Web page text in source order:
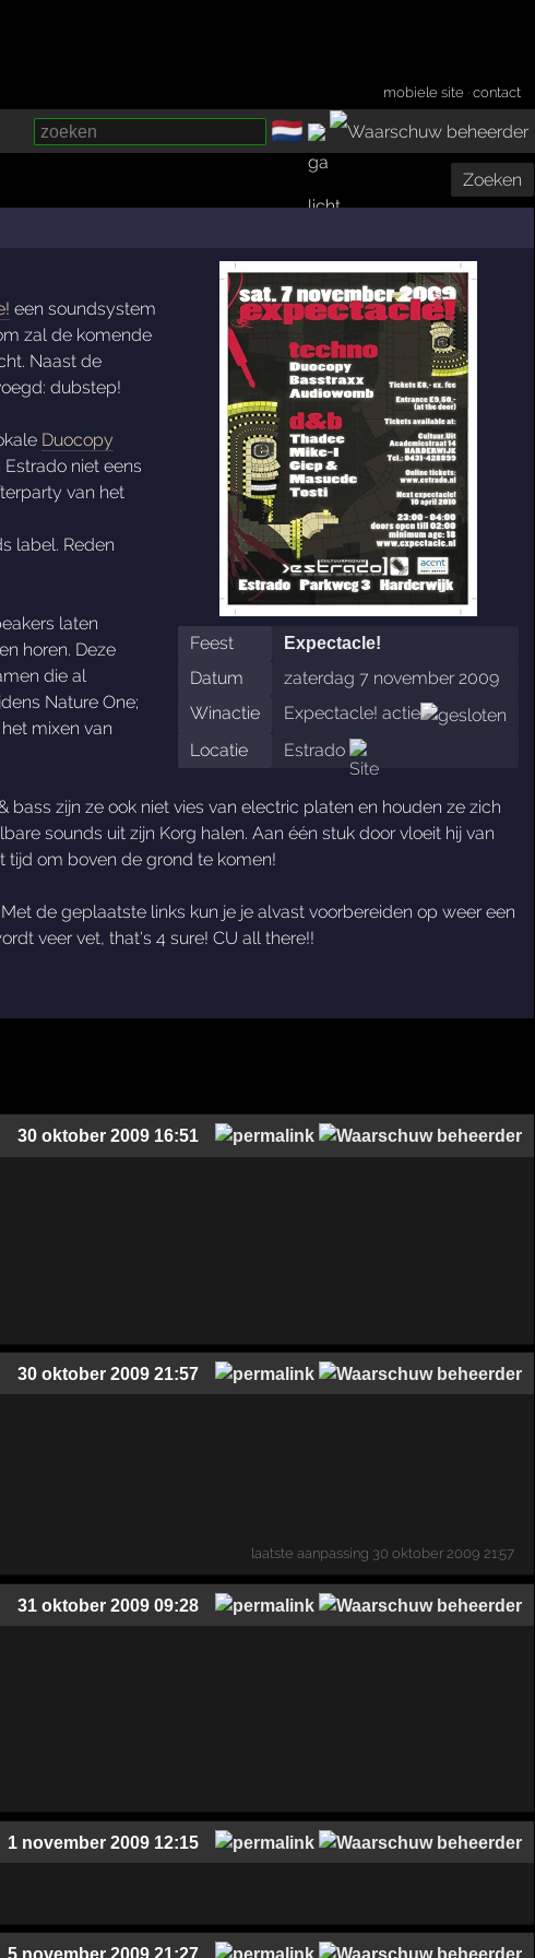
mobiele site ·contact
🇳🇱
Zoeken
Feest Expectacle!
Datum
zaterdag 7 november 2009
Winactie
Expectacle! actie
Locatie
Estrado
een soundsystem
zal de komende
Naast de
dubstep!
Duocopy
niet eens
van het
label. Reden
laten
horen. Deze
die al
Nature One;
mixen van
bass zijn ze ook niet vies van electric platen en houden ze zich
sounds uit zijn Korg halen. Aan één stuk door vloeit hij van
tijd om boven de grond te komen!
de geplaatste links kun je je alvast voorbereiden op weer een
veer vet, that's 4 sure! CU all there!!
30 oktober 2009 16:51
30 oktober 2009 21:57
laatste aanpassing 30 oktober 2009 21:57
31 oktober 2009 09:28
1 november 2009 12:15